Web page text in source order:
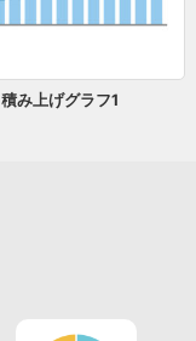
積み上げグラフ1